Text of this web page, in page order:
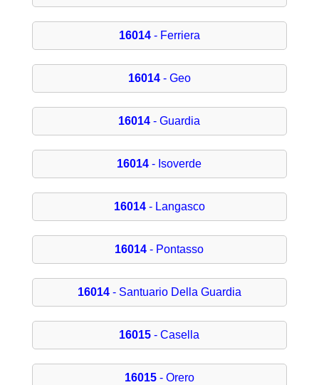
16014- Ferriera
16014- Geo
16014 - Guardia
16014 - Isoverde
16014- Langasco
16014 - Pontasso
16014- Santuario Della Guardia
16015 - Casella
16015- Orero